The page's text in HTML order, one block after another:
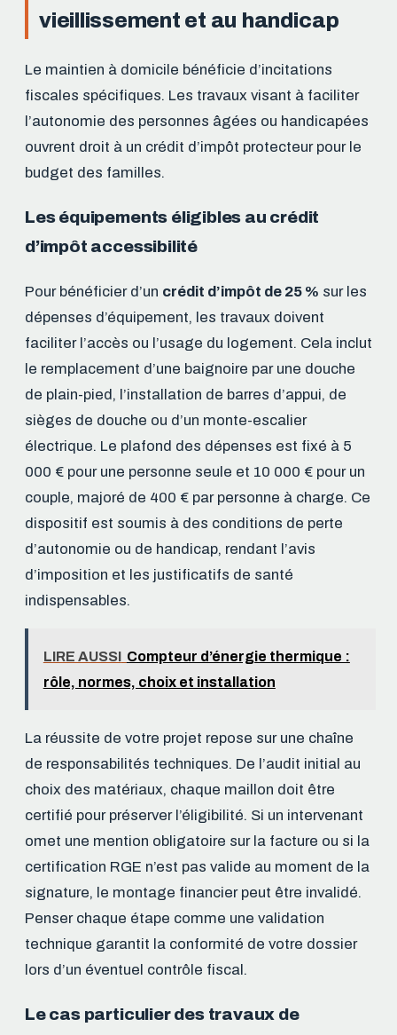
vieillissement et au handicap
Le maintien à domicile bénéficie d’incitations
fiscales spécifiques. Les travaux visant à faciliter
l’autonomie des personnes âgées ou handicapées
ouvrent droit à un crédit d’impôt protecteur pour le
budget des familles.
Les équipements éligibles au crédit
d’impôt accessibilité
Pour bénéficier d’un crédit d’impôt de 25 % sur les
dépenses d’équipement, les travaux doivent
faciliter l’accès ou l’usage du logement. Cela inclut
le remplacement d’une baignoire par une douche
de plain-pied, l’installation de barres d’appui, de
sièges de douche ou d’un monte-escalier
électrique. Le plafond des dépenses est fixé à 5
000 € pour une personne seule et 10 000 € pour un
couple, majoré de 400 € par personne à charge. Ce
dispositif est soumis à des conditions de perte
d’autonomie ou de handicap, rendant l’avis
d’imposition et les justificatifs de santé
indispensables.
LIRE AUSSI Compteur d’énergie thermique :
rôle, normes, choix et installation
La réussite de votre projet repose sur une chaîne
de responsabilités techniques. De l’audit initial au
choix des matériaux, chaque maillon doit être
certifié pour préserver l’éligibilité. Si un intervenant
omet une mention obligatoire sur la facture ou si la
certification RGE n’est pas valide au moment de la
signature, le montage financier peut être invalidé.
Penser chaque étape comme une validation
technique garantit la conformité de votre dossier
lors d’un éventuel contrôle fiscal.
Le cas particulier des travaux de